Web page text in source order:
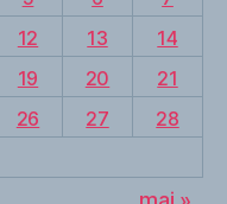
12 13
14
19 20
21
26 27
28